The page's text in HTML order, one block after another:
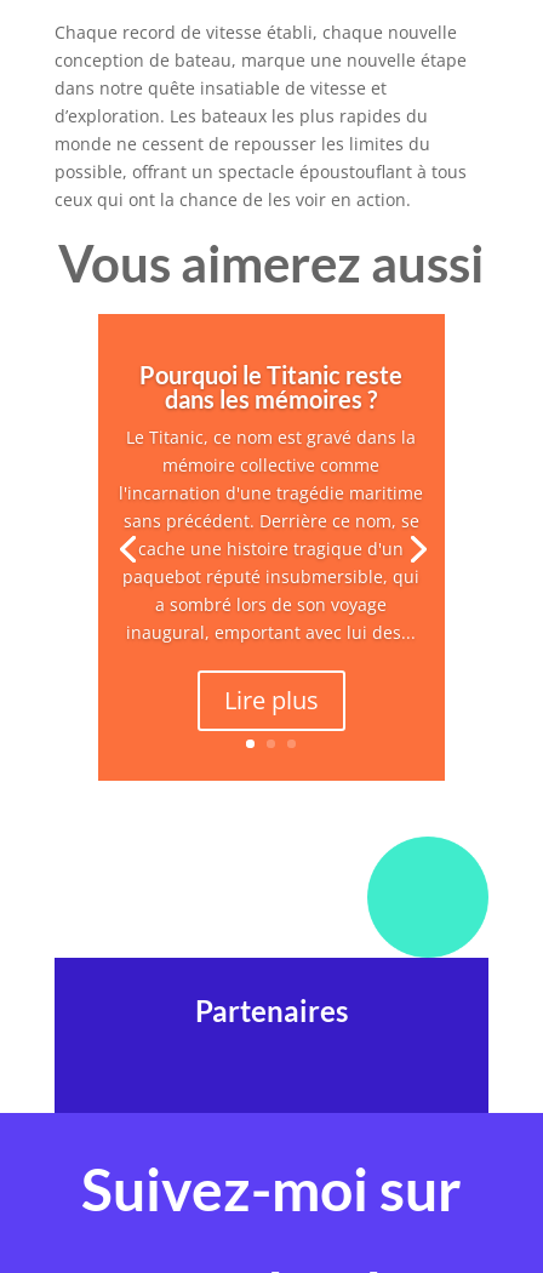
Chaque record de vitesse établi, chaque nouvelle
conception de bateau, marque une nouvelle étape
dans notre quête insatiable de vitesse et
d’exploration. Les bateaux les plus rapides du
monde ne cessent de repousser les limites du
possible, offrant un spectacle époustouflant à tous
ceux qui ont la chance de les voir en action.
Vous aimerez aussi
Pourquoi le Titanic reste
dans les mémoires ?
Le Titanic, ce nom est gravé dans la
mémoire collective comme
l'incarnation d'une tragédie maritime
sans précédent. Derrière ce nom, se
cache une histoire tragique d'un
paquebot réputé insubmersible, qui
a sombré lors de son voyage
inaugural, emportant avec lui des...
Lire plus
Partenaires
Suivez-moi sur